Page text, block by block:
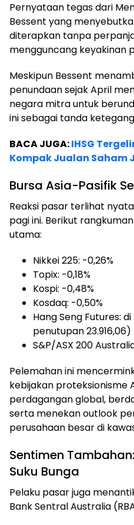
Pernyataan tegas dari
Bessent yang
diterapkan tanpa
mengguncang keyakinan
Meskipun Bessent
penundaan sejak April
negara mitra untuk
ini sebagai tanda
BACA JUGA:IHSG
Kompak Jualan Saham
Bursa Asia-Pasifik
Reaksi pasar terlihat
pagi ini. Berikut
utama:
Nikkei 225: -0,26%
Topix: -0,18%
Kospi: -0,48%
Kosdaq: -0,50%
Hang Seng Futures:
penutupan 23.916,06)
S&P/ASX 200
Pelemahan ini
kebijakan proteksionisme
perdagangan global,
serta menekan outlook
perusahaan besar di
Sentimen
Suku Bunga
Pelaku pasar juga
Bank Sentral Australia